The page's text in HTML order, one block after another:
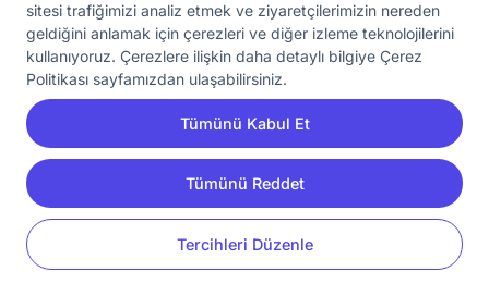
sitesi trafiğimizi analiz etmek ve ziyaretçilerimizin nereden
geldiğini anlamak için çerezleri ve diğer izleme teknolojilerini
kullanıyoruz. Çerezlere ilişkin daha detaylı bilgiye Çerez
Politikası sayfamızdan ulaşabilirsiniz.
Tümünü Kabul Et
Tümünü Reddet
Tercihleri Düzenle
YASAL KORUMA
Kullanım Koşulları
Gizlilik Sözleşmesi
KVKK Aydınlatma Metni
Çerez Ayarları
© 2020 - 2026 NumaraAra.com | Tüm Hakları Saklıdır.